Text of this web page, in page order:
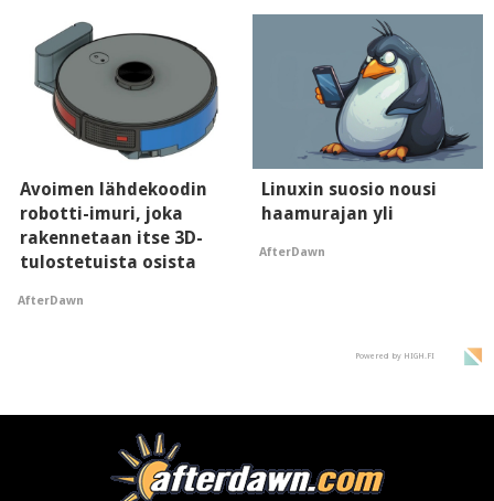
Avoimen lähdekoodin
robotti-imuri, joka
rakennetaan itse 3D-
tulostetuista osista
AfterDawn
Linuxin suosio nousi
haamurajan yli
AfterDawn
Powered by HIGH.FI